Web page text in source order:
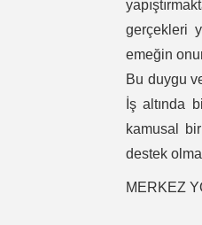
gerçekleri
emeğin
Bu duygu
İş altında
kamusal
destek
MERKEZ